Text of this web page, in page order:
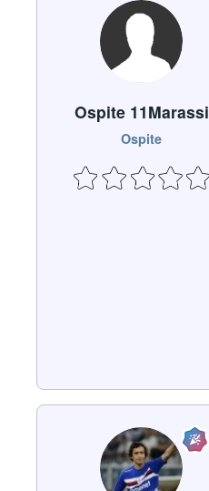
Ospite 11Marassi
Ospite